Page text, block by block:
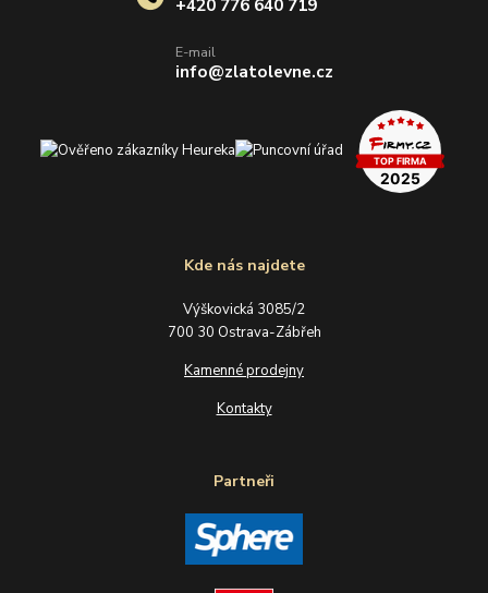
Kde nás najdete
Výškovická 3085/2
700 30 Ostrava-Zábřeh
Kamenné prodejny
Kontakty
Partneři
+420 776 640 719
E-mail
info@zlatolevne.cz